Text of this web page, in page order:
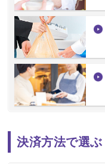
決済方法で選ぶ